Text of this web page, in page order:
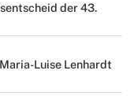
der 43.
Luise Lenhardt